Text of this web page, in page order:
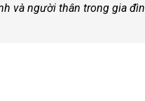
và người thân trong gia